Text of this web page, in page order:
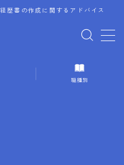
歴書の作成に関するアドバイス
職種別